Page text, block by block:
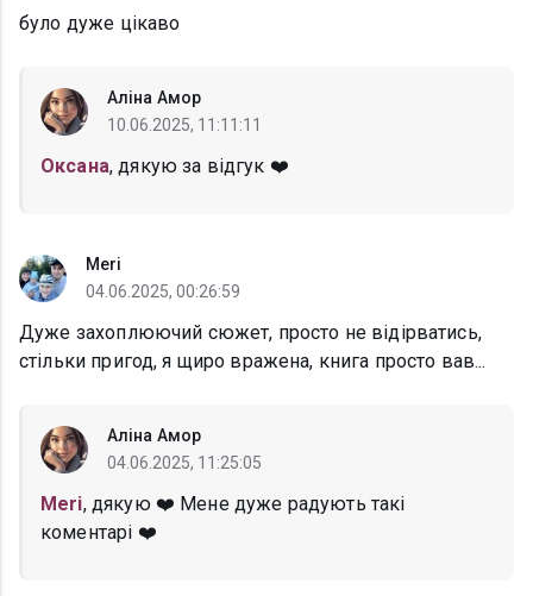
було дуже цікаво
Аліна Амор
10.06.2025, 11:11:11
Оксана, дякую за відгук ❤️
Meri
04.06.2025, 00:26:59
Дуже захоплюючий сюжет, просто не відірватись,
стільки пригод, я щиро вражена, книга просто вав...
Аліна Амор
04.06.2025, 11:25:05
Meri, дякую ❤️ Мене дуже радують такі
коментарі ❤️